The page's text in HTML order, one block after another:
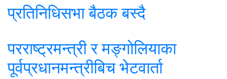
प्रतिनिधिसभा बैठक बस्दै
परराष्ट्रमन्त्री र मङ्गोलियाका
पूर्वप्रधानमन्त्रीबिच भेटवार्ता